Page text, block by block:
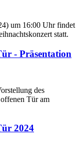
um 16:00 Uhr findet
statt.
- Präsentation
des
Tür am
2024